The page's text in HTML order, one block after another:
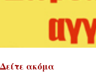
Δείτε ακόμα